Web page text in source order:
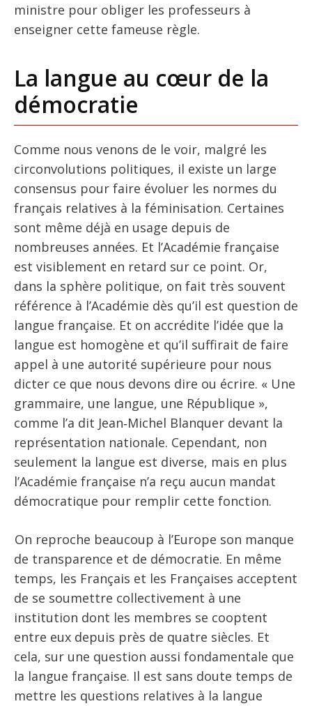
ministre pour obliger les professeurs à
enseigner cette fameuse règle.
La langue au cœur de la
démocratie
Comme nous venons de le voir, malgré les
circonvolutions politiques, il existe un large
consensus pour faire évoluer les normes du
français relatives à la féminisation. Certaines
sont même déjà en usage depuis de
nombreuses années. Et l’Académie française
est visiblement en retard sur ce point. Or,
dans la sphère politique, on fait très souvent
référence à l’Académie dès qu’il est question de
langue française. Et on accrédite l’idée que la
langue est homogène et qu’il suffirait de faire
appel à une autorité supérieure pour nous
dicter ce que nous devons dire ou écrire. « Une
grammaire, une langue, une République »,
comme l’a dit Jean‑Michel Blanquer devant la
représentation nationale. Cependant, non
seulement la langue est diverse, mais en plus
l’Académie française n’a reçu aucun mandat
démocratique pour remplir cette fonction.
On reproche beaucoup à l’Europe son manque
de transparence et de démocratie. En même
temps, les Français et les Françaises acceptent
de se soumettre collectivement à une
institution dont les membres se cooptent
entre eux depuis près de quatre siècles. Et
cela, sur une question aussi fondamentale que
la langue française. Il est sans doute temps de
mettre les questions relatives à la langue